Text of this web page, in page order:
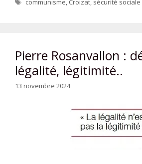
communisme, Croizat, sécurité sociale
Pierre Rosanvallon :
légalité, légitimité..
13 novembre 2024